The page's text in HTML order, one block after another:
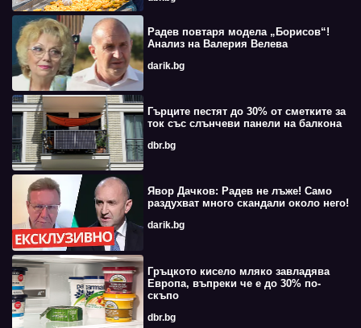
Радев повтаря модела „Борисов“!
Анализ на Валерия Велева
darik.bg
Гърците пестят до 30% от сметките за
ток със слънчеви панели на балкона
dbr.bg
Явор Дачков: Радев не лъже! Само
раздухват много скандали около него!
darik.bg
Гръцкото кисело мляко завладява
Европа, въпреки че е до 30% по-
скъпо
dbr.bg